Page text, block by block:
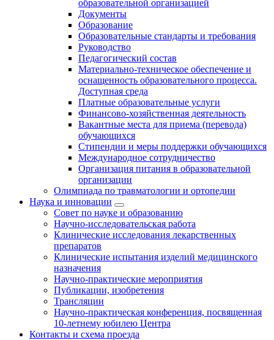
образовательной организацией
Документы
Образование
Образовательные стандарты и требования
Руководство
Педагогический состав
Материально-техническое обеспечение и
оснащенность образовательного процесса.
Доступная среда
Платные образовательные услуги
Финансово-хозяйственная деятельность
Вакантные места для приема (перевода)
обучающихся
Стипендии и меры поддержки обучающихся
Международное сотрудничество
Организация питания в образовательной
организации
Олимпиада по травматологии и ортопедии
Наука и инновации
Совет по науке и образованию
Научно-исследовательская работа
Клинические исследования лекарственных
препаратов
Клинические испытания изделий медицинского
назначения
Научно-практические мероприятия
Публикации, изобретения
Трансляции
Научно-практическая конференция, посвященная
10-летнему юбилею Центра
Контакты и схема проезда